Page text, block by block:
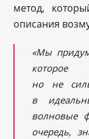
метод,
описания
«Мы
которое
но не
в
волновые
очередь,